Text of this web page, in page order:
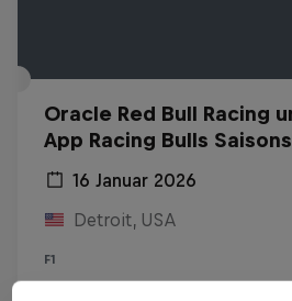
Oracle Red Bull Racing
App Racing Bulls
16 Januar 2026
Detroit, USA
F1